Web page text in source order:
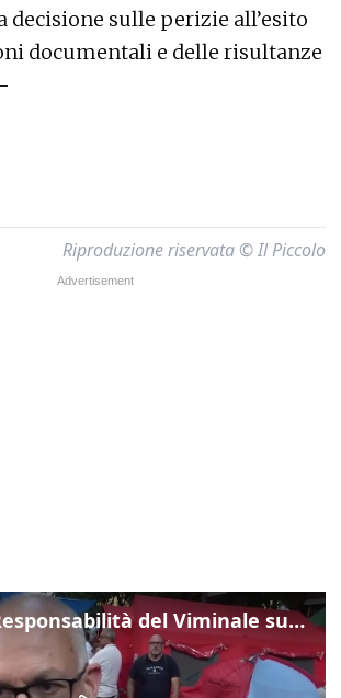
decisione sulle perizie all’esito
documentali e delle risultanze
Riproduzione riservata © Il Piccolo
Gualtieri: "Responsabilità del Viminale su Spin Time? La posizione dei partiti è nota"